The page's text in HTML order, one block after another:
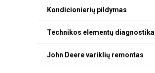
Kondicionierių pildymas
Technikos elementų diagnostika
John Deere variklių remontas